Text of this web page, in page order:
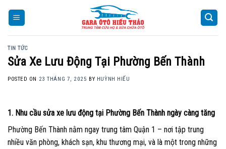
TIN TỨC
Sửa Xe Lưu Động Tại Phường Bến Thành
POSTED ON 23 THÁNG 7, 2025 BY HUỲNH HIẾU
1. Nhu cầu sửa xe lưu động tại Phường Bến Thành ngày càng tăng
Phường Bến Thành nằm ngay trung tâm Quận 1 – nơi tập trung
nhiều văn phòng, khách sạn, khu thương mại, và là một trong những